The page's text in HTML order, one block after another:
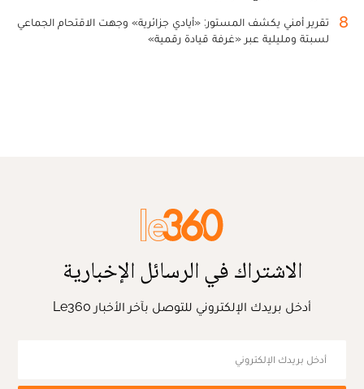
8
تقرير أمني يكشف المستور: «أيادي جزائرية» وجهت الاقتحام الجماعي
لسبتة ومليلية عبر «غرفة قيادة رقمية»
الاشتراك في الرسائل الإخبارية
أدخل بريدك الإلكتروني للتوصل بآخر الأخبار Le360